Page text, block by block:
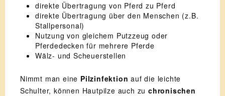
direkte Übertragung von Pferd zu Pferd
direkte Übertragung über den Menschen (z.B.
Stallpersonal)
Nutzung von gleichem Putzzeug oder
Pferdedecken für mehrere Pferde
Wälz- und Scheuerstellen
Nimmt man eine Pilzinfektion auf die leichte
Schulter, können Hautpilze auch zuchronischen